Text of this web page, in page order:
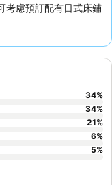
考慮預訂配有日式床鋪
34%
34%
21%
6%
5%